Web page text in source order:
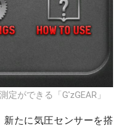
ができる「G'zGEAR」
新たに気圧センサーを搭